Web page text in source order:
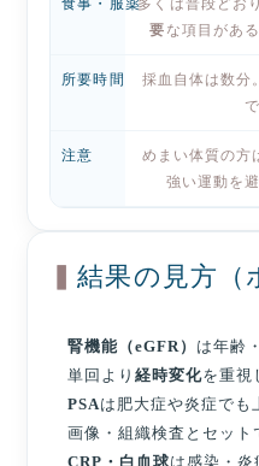
食事・服薬多くは普段どお
要 な項目があ
所要時間
採血自体は数分
注意
めまい体質の方
強い運動を
結果の見方（
腎機能（eGFR） は年齢
単回より 経時変化を重視
PSAは肥大症や炎症でも
画像・組織検査とセット
CRP・白血球は感染・